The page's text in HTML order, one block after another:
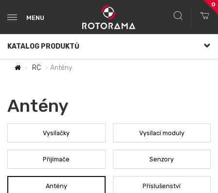
MENU
0
KATALOG PRODUKTŮ
RC Antény
Antény
Vysílačky Vysílací moduly
Přijímače Senzory
Antény Příslušenství